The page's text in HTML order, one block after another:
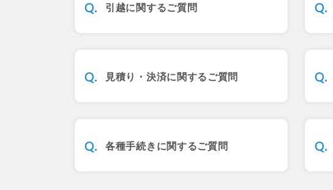
引越に関するご質問
見積り・決済に関するご質問
各種手続きに関するご質問